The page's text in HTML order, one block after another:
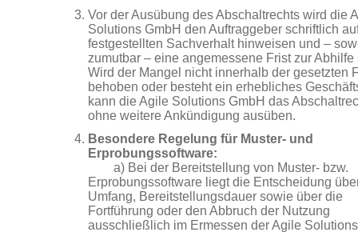
Vor der Ausübung des Abschaltrechts wird die
Solutions GmbH den Auftraggeber schriftlich
festgestellten Sachverhalt hinweisen und –
zumutbar – eine angemessene Frist zur Abhilfe
Wird der Mangel nicht innerhalb der gesetzten
behoben oder besteht ein erhebliches
kann die Agile Solutions GmbH das
ohne weitere Ankündigung ausüben.
Besondere Regelung für Muster- und
Erprobungssoftware:
a) Bei der Bereitstellung von Muster- bzw.
Erprobungssoftware liegt die Entscheidung
Umfang, Bereitstellungsdauer sowie über die
Fortführung oder den Abbruch der Nutzung
ausschließlich im Ermessen der Agile Solutions